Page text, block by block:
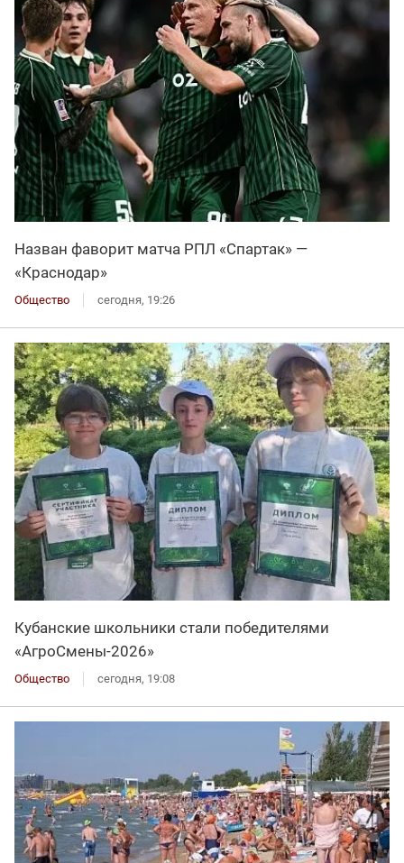
Назван фаворит матча РПЛ «Спартак» —
«Краснодар»
Общество сегодня, 19:26
Кубанские школьники стали победителями
«АгроСмены-2026»
Общество сегодня, 19:08